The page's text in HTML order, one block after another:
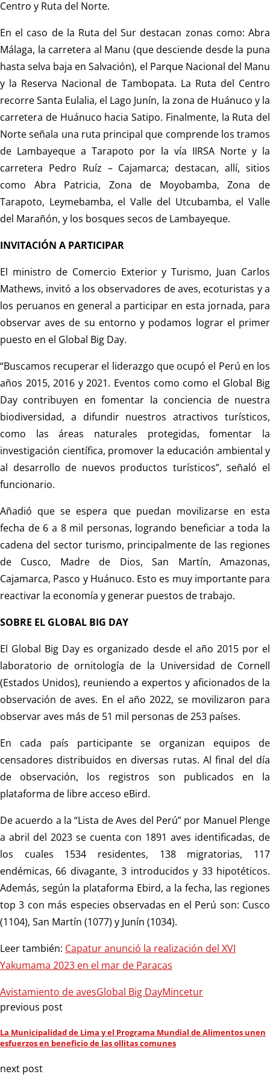
Centro y Ruta del Norte.
En el caso de la Ruta del Sur destacan zonas como: Abra
Málaga, la carretera al Manu (que desciende desde la puna
hasta selva baja en Salvación), el Parque Nacional del Manu
y la Reserva Nacional de Tambopata. La Ruta del Centro
recorre Santa Eulalia, el Lago Junín, la zona de Huánuco y la
carretera de Huánuco hacia Satipo. Finalmente, la Ruta del
Norte señala una ruta principal que comprende los tramos
de Lambayeque a Tarapoto por la vía IIRSA Norte y la
carretera Pedro Ruíz – Cajamarca; destacan, allí, sitios
como Abra Patricia, Zona de Moyobamba, Zona de
Tarapoto, Leymebamba, el Valle del Utcubamba, el Valle
del Marañón, y los bosques secos de Lambayeque.
INVITACIÓN A PARTICIPAR
El ministro de Comercio Exterior y Turismo, Juan Carlos
Mathews, invitó a los observadores de aves, ecoturistas y a
los peruanos en general a participar en esta jornada, para
observar aves de su entorno y podamos lograr el primer
puesto en el Global Big Day.
“Buscamos recuperar el liderazgo que ocupó el Perú en los
años 2015, 2016 y 2021. Eventos como como el Global Big
Day contribuyen en fomentar la conciencia de nuestra
biodiversidad, a difundir nuestros atractivos turísticos,
como las áreas naturales protegidas, fomentar la
investigación científica, promover la educación ambiental y
al desarrollo de nuevos productos turísticos”, señaló el
funcionario.
Añadió que se espera que puedan movilizarse en esta
fecha de 6 a 8 mil personas, logrando beneficiar a toda la
cadena del sector turismo, principalmente de las regiones
de Cusco, Madre de Dios, San Martín, Amazonas,
Cajamarca, Pasco y Huánuco. Esto es muy importante para
reactivar la economía y generar puestos de trabajo.
SOBRE EL GLOBAL BIG DAY
El Global Big Day es organizado desde el año 2015 por el
laboratorio de ornitología de la Universidad de Cornell
(Estados Unidos), reuniendo a expertos y aficionados de la
observación de aves. En el año 2022, se movilizaron para
observar aves más de 51 mil personas de 253 países.
En cada país participante se organizan equipos de
censadores distribuidos en diversas rutas. Al final del día
de observación, los registros son publicados en la
plataforma de libre acceso eBird.
De acuerdo a la “Lista de Aves del Perú” por Manuel Plenge
a abril del 2023 se cuenta con 1891 aves identificadas, de
los cuales 1534 residentes, 138 migratorias, 117
endémicas, 66 divagante, 3 introducidos y 33 hipotéticos.
Además, según la plataforma Ebird, a la fecha, las regiones
top 3 con más especies observadas en el Perú son: Cusco
(1104), San Martín (1077) y Junín (1034).
Leer también: Capatur anunció la realización del XVI
Yakumama 2023 en el mar de Paracas
Avistamiento de avesGlobal Big DayMincetur
previous post
La Municipalidad de Lima y el Programa Mundial de Alimentos unen
esfuerzos en beneficio de las ollitas comunes
next post